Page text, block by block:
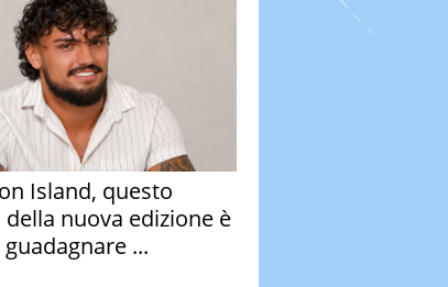
Island, questo
nuova edizione è
...